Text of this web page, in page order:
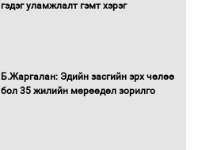
Нөөцийн махны худалдаа,
борлуулалтыг нээлттэй ил тод
гэдэг уламжлалт гэмт хэрэг
Б.Жаргалан: Эдийн засгийн эрх чөлөө
бол 35 жилийн мөрөөдөл зорилго